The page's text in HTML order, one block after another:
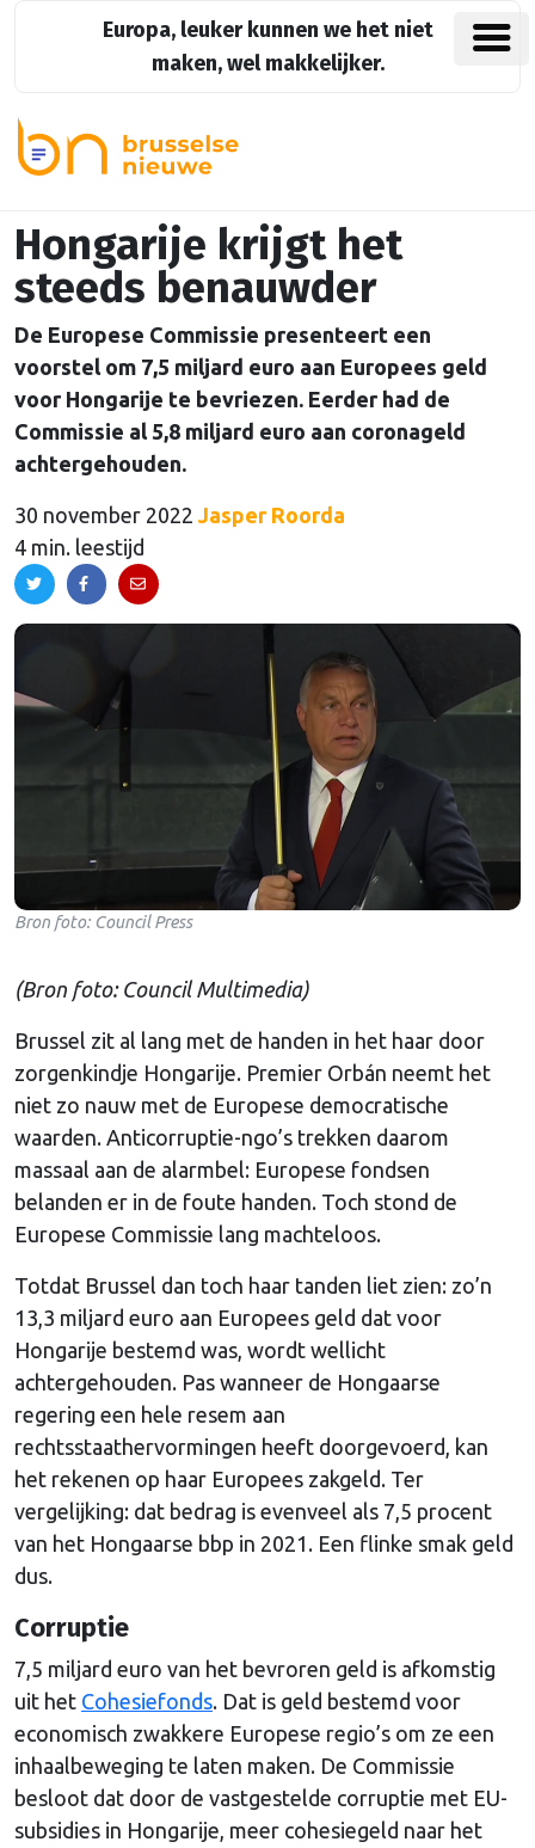
Europa, leuker kunnen we het niet
maken, wel makkelijker.
Hongarije krijgt het
steeds benauwder
De Europese Commissie presenteert een
voorstel om 7,5 miljard euro aan Europees geld
voor Hongarije te bevriezen. Eerder had de
Commissie al 5,8 miljard euro aan coronageld
achtergehouden.
30 november 2022 Jasper Roorda
4 min. leestijd
Bron foto: Council Press
(Bron foto: Council Multimedia)
Brussel zit al lang met de handen in het haar door
zorgenkindje Hongarije. Premier Orbán neemt het
niet zo nauw met de Europese democratische
waarden. Anticorruptie-ngo’s trekken daarom
massaal aan de alarmbel: Europese fondsen
belanden er in de foute handen. Toch stond de
Europese Commissie lang machteloos.
Totdat Brussel dan toch haar tanden liet zien: zo’n
13,3 miljard euro aan Europees geld dat voor
Hongarije bestemd was, wordt wellicht
achtergehouden. Pas wanneer de Hongaarse
regering een hele resem aan
rechtsstaathervormingen heeft doorgevoerd, kan
het rekenen op haar Europees zakgeld. Ter
vergelijking: dat bedrag is evenveel als 7,5 procent
van het Hongaarse bbp in 2021. Een flinke smak geld
dus.
Corruptie
7,5 miljard euro van het bevroren geld is afkomstig
uit het Cohesiefonds. Dat is geld bestemd voor
economisch zwakkere Europese regio’s om ze een
inhaalbeweging te laten maken. De Commissie
besloot dat door de vastgestelde corruptie met EU-
subsidies in Hongarije, meer cohesiegeld naar het